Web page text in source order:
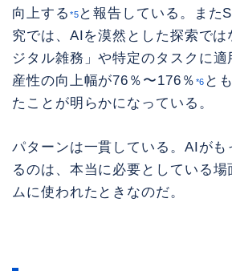
向上する *5 と報告している。また
究では、AIを漠然とした探索で
ジタル雑務」や特定のタスクに適
産性の向上幅が76％〜176％ *6 と
たことが明らかになっている。
パターンは一貫している。AIがも
るのは、本当に必要としている場
ムに使われたときなのだ。